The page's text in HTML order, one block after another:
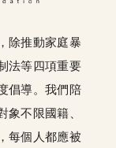
除推動家庭暴
法等四項重要
倡導。我們陪
不限國籍、
每個人都應被